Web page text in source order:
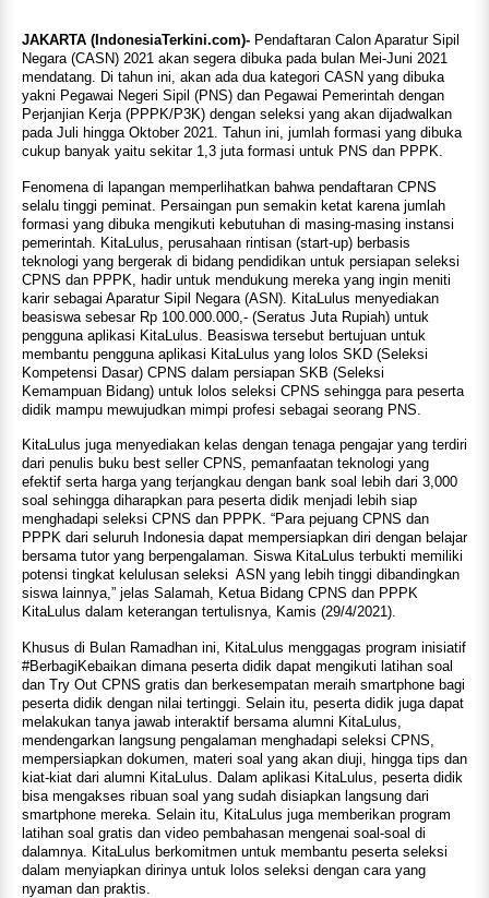
JAKARTA (IndonesiaTerkini.com)- Pendaftaran Calon Aparatur Sipil
Negara (CASN) 2021 akan segera dibuka pada bulan Mei-Juni 2021
mendatang. Di tahun ini, akan ada dua kategori CASN yang dibuka
yakni Pegawai Negeri Sipil (PNS) dan Pegawai Pemerintah dengan
Perjanjian Kerja (PPPK/P3K) dengan seleksi yang akan dijadwalkan
pada Juli hingga Oktober 2021. Tahun ini, jumlah formasi yang dibuka
cukup banyak yaitu sekitar 1,3 juta formasi untuk PNS dan PPPK.
Fenomena di lapangan memperlihatkan bahwa pendaftaran CPNS
selalu tinggi peminat. Persaingan pun semakin ketat karena jumlah
formasi yang dibuka mengikuti kebutuhan di masing-masing instansi
pemerintah. KitaLulus, perusahaan rintisan (start-up) berbasis
teknologi yang bergerak di bidang pendidikan untuk persiapan seleksi
CPNS dan PPPK, hadir untuk mendukung mereka yang ingin meniti
karir sebagai Aparatur Sipil Negara (ASN). KitaLulus menyediakan
beasiswa sebesar Rp 100.000.000,- (Seratus Juta Rupiah) untuk
pengguna aplikasi KitaLulus. Beasiswa tersebut bertujuan untuk
membantu pengguna aplikasi KitaLulus yang lolos SKD (Seleksi
Kompetensi Dasar) CPNS dalam persiapan SKB (Seleksi
Kemampuan Bidang) untuk lolos seleksi CPNS sehingga para peserta
didik mampu mewujudkan mimpi profesi sebagai seorang PNS.
KitaLulus juga menyediakan kelas dengan tenaga pengajar yang terdiri
dari penulis buku best seller CPNS, pemanfaatan teknologi yang
efektif serta harga yang terjangkau dengan bank soal lebih dari 3,000
soal sehingga diharapkan para peserta didik menjadi lebih siap
menghadapi seleksi CPNS dan PPPK. “Para pejuang CPNS dan
PPPK dari seluruh Indonesia dapat mempersiapkan diri dengan belajar
bersama tutor yang berpengalaman. Siswa KitaLulus terbukti memiliki
potensi tingkat kelulusan seleksi ASN yang lebih tinggi dibandingkan
siswa lainnya,” jelas Salamah, Ketua Bidang CPNS dan PPPK
KitaLulus dalam keterangan tertulisnya, Kamis (29/4/2021).
Khusus di Bulan Ramadhan ini, KitaLulus menggagas program inisiatif
#BerbagiKebaikan dimana peserta didik dapat mengikuti latihan soal
dan Try Out CPNS gratis dan berkesempatan meraih smartphone bagi
peserta didik dengan nilai tertinggi. Selain itu, peserta didik juga dapat
melakukan tanya jawab interaktif bersama alumni KitaLulus,
mendengarkan langsung pengalaman menghadapi seleksi CPNS,
mempersiapkan dokumen, materi soal yang akan diuji, hingga tips dan
kiat-kiat dari alumni KitaLulus. Dalam aplikasi KitaLulus, peserta didik
bisa mengakses ribuan soal yang sudah disiapkan langsung dari
smartphone mereka. Selain itu, KitaLulus juga memberikan program
latihan soal gratis dan video pembahasan mengenai soal-soal di
dalamnya. KitaLulus berkomitmen untuk membantu peserta seleksi
dalam menyiapkan dirinya untuk lolos seleksi dengan cara yang
nyaman dan praktis.